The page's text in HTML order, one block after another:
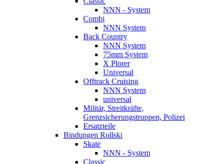
NNN - System
Combi
NNN System
Back Country
NNN System
75mm System
X Plorer
Universal
Offtrack Cruising
NNN System
universal
Militär, Streitkräfte,
Grenzsicherungstruppen, Polizei
Ersatzteile
Bindungen Rollski
Skate
NNN - System
Classic